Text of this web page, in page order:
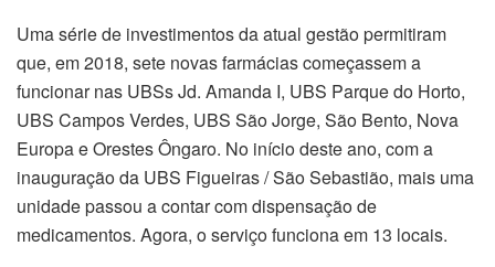
Uma série de investimentos da atual gestão permitiram
que, em 2018, sete novas farmácias começassem a
funcionar nas UBSs Jd. Amanda I, UBS Parque do Horto,
UBS Campos Verdes, UBS São Jorge, São Bento, Nova
Europa e Orestes Ôngaro. No início deste ano, com a
inauguração da UBS Figueiras / São Sebastião, mais uma
unidade passou a contar com dispensação de
medicamentos. Agora, o serviço funciona em 13 locais.